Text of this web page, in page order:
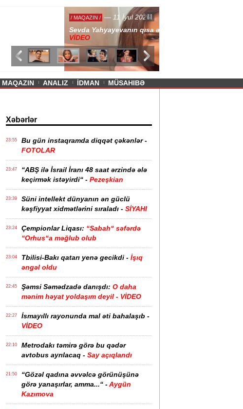
Yahyayevanın qısa ətəyi tənqid olundu -
MAQAZIN ANALIZ İDMAN MÜSAHIBƏ
Xəbərlər
23:55
Bu gün instaqramda diqqət çəkənlər -
FOTOLAR
23:47
“ABŞ ilə İsrail İranı 48 saat ərzində ələ
keçirmək istəyirdi“ - Pezeşkian
23:39
Süni intellekt dünyanın ən güclü
kəşfiyyat xidmətlərini sıraladı - SİYAHI
23:24 Çempionlar Liqası: “Sabah“ səfərdə
“Orhus“a məğlub olub
23:04 Tbilisi-Bakı qatarı yenə gecikdi - İşıq
əngəl oldu
22:45 Şəmsi Səmədzadə danışdı: O daha
mənim həyat yoldaşım deyil - VİDEO
22:27
İsmayıllı rayonunda mal əti bahalaşıb -
VİDEO
22:10
Metrodakı təmirə görə bu qədər
avtobus ayrılacaq - Say açıqlandı
21:50
“Gözəl qadına əvvəlcə görünüşünə
görə yanaşırlar, amma...“ -Aygün
Kazımova